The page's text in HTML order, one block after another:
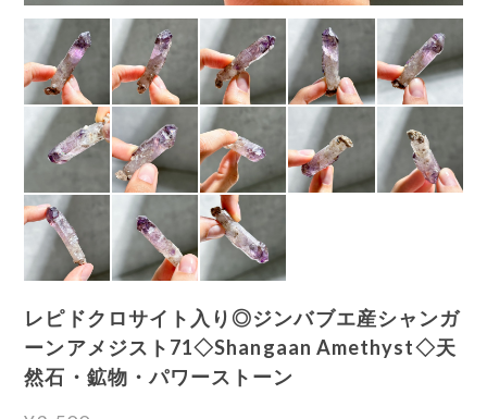
レピドクロサイト入り◎ジンバブエ産シャンガ
ーンアメジスト71◇Shangaan Amethyst◇天
然石・鉱物・パワーストーン